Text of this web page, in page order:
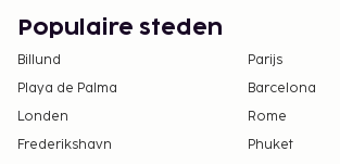
Populaire steden
Billund
Parijs
Playa de Palma
Barcelona
Londen
Rome
Frederikshavn
Phuket